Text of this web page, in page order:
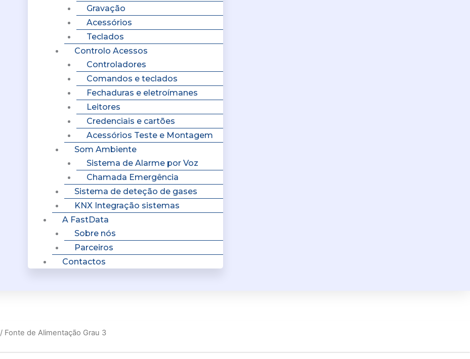
Gravação
Acessórios
Teclados
Controlo Acessos
Controladores
Comandos e teclados
Fechaduras e eletroímanes
Leitores
Credenciais e cartões
Acessórios Teste e Montagem
Som Ambiente
Sistema de Alarme por Voz
Chamada Emergência
Sistema de deteção de gases
KNX Integração sistemas
A FastData
Sobre nós
Parceiros
Contactos
/ Fonte de Alimentação Grau 3